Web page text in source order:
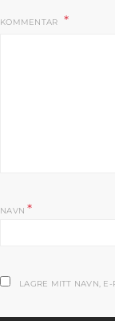
KOMMENTAR
NAVN*
LAGRE MITT NAVN,